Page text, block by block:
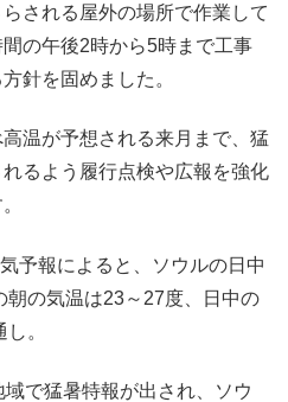
される屋外の場所で作業して
の午後2時から5時まで工事
針を固めました。
温が予想される来月まで、猛
るよう履行点検や広報を強化
予報によると、ソウルの日中
の気温は23～27度、日中の
。
で猛暑特報が出され、ソウ